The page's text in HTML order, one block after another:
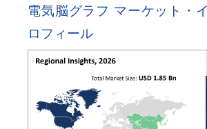
電気脳グラフ マーケット・
ロフィール